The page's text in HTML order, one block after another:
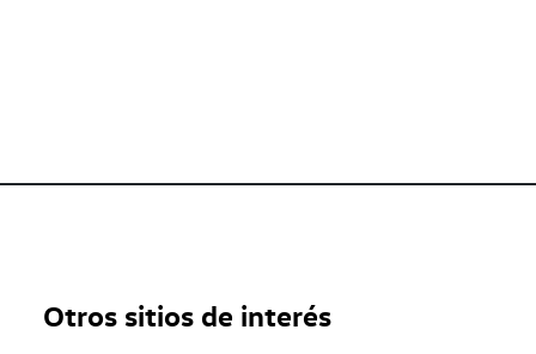
Otros sitios de interés